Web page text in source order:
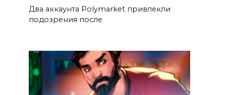
Два аккаунта Polymarket привлекли
подозрения после